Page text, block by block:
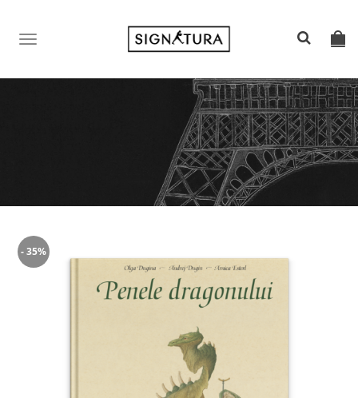
TOGGLE
NAVIGATION
- 35%